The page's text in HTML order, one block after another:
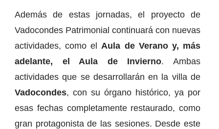
Además de estas jornadas, el proyecto de
Vadocondes Patrimonial continuará con nuevas
actividades, como el Aula de Verano y, más
adelante, el Aula de Invierno. Ambas
actividades que se desarrollarán en la villa de
Vadocondes, con su órgano histórico, ya por
esas fechas completamente restaurado, como
gran protagonista de las sesiones. Desde este